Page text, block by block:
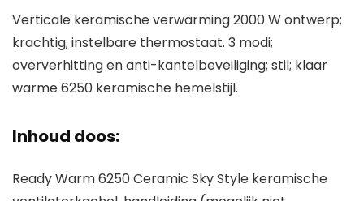
Verticale keramische verwarming 2000 W ontwerp;
krachtig; instelbare thermostaat. 3 modi;
oververhitting en anti-kantelbeveiliging; stil; klaar
warme 6250 keramische hemelstijl.
Inhoud doos:
Ready Warm 6250 Ceramic Sky Style keramische